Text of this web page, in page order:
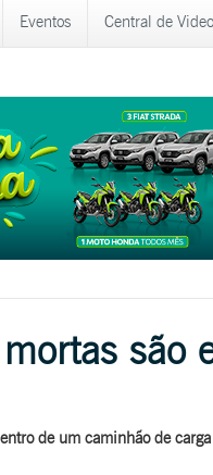
Eventos Central de
de um caminhão de carga